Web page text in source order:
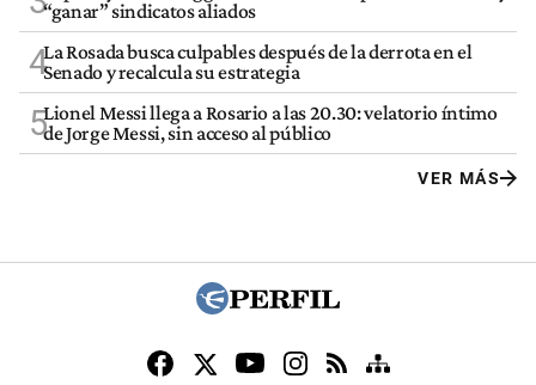
“ganar” sindicatos aliados
4La Rosada busca culpables después de la derrota en el
Senado y recalcula su estrategia
5Lionel Messi llega a Rosario a las 20.30: velatorio íntimo
de Jorge Messi, sin acceso al público
VER MÁS